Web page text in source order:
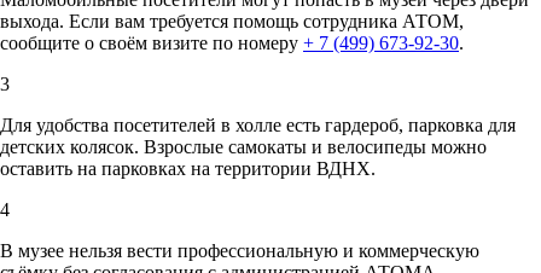
выхода. Если вам требуется помощь сотрудника АТОМ,
сообщите о своём визите по номеру + 7 (499) 673-92-30.
3
Для удобства посетителей в холле есть гардероб, парковка для
детских колясок. Взрослые самокаты и велосипеды можно
оставить на парковках на территории ВДНХ.
4
В музее нельзя вести профессиональную и коммерческую